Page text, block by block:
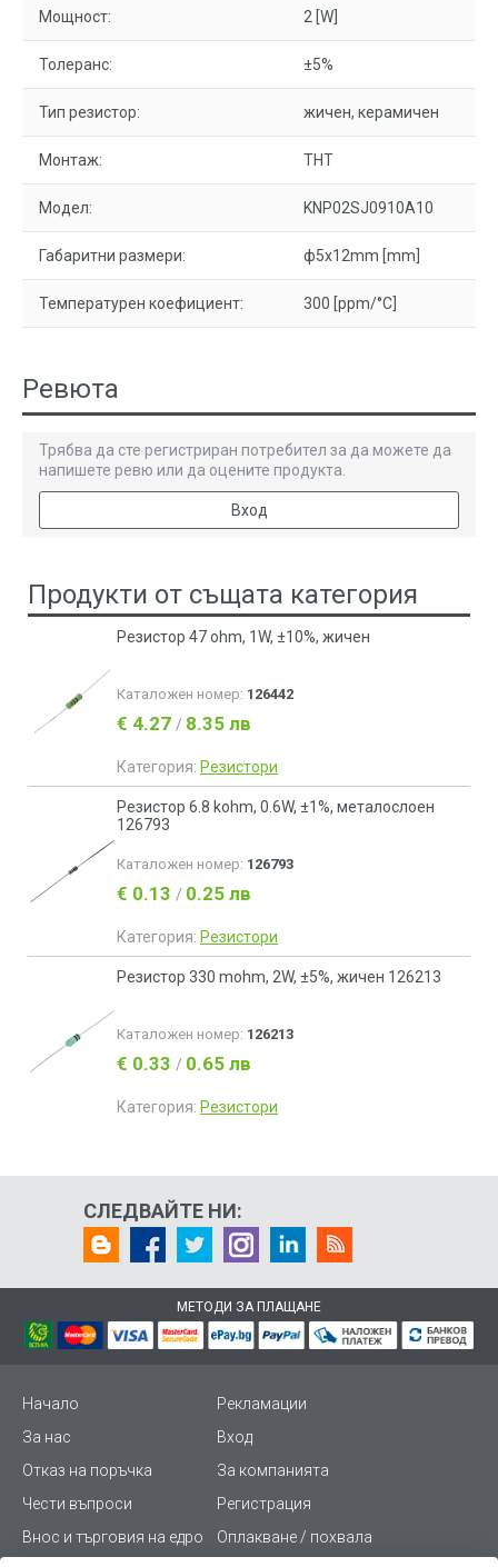
Мощност: 2 [W]
Толеранс: ±5%
Тип резистор: жичен, керамичен
Монтаж: THT
Модел: KNP02SJ0910A10
Габаритни размери: ф5x12mm [mm]
Температурен коефициент: 300 [ppm/°C]
Ревюта
Трябва да сте регистриран потребител за да можете да
напишете ревю или да оцените продукта.
Вход
Продукти от същата категория
Резистор 47 ohm, 1W, ±10%, жичен
Каталожен номер: 126442
€ 4.27 / 8.35 лв
Категория: Резистори
Резистор 6.8 kohm, 0.6W, ±1%, металослоен
126793
Каталожен номер: 126793
€ 0.13 / 0.25 лв
Категория: Резистори
Резистор 330 mohm, 2W, ±5%, жичен 126213
Каталожен номер: 126213
€ 0.33 / 0.65 лв
Категория: Резистори
СЛЕДВАЙТЕ НИ:
МЕТОДИ ЗА ПЛАЩАНЕ
Начало
Рекламации
За нас
Вход
Отказ на поръчка
За компанията
Чести въпроси
Регистрация
Внос и търговия на едро
Оплакване / похвала